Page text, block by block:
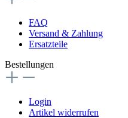
FAQ
Versand & Zahlung
Ersatzteile
Bestellungen
Login
Artikel widerrufen